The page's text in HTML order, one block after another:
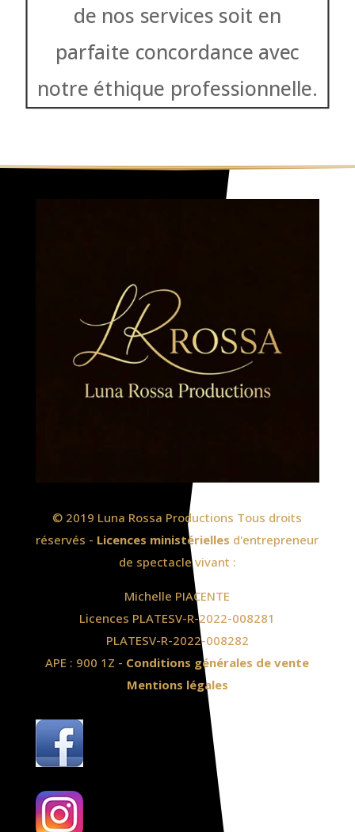
de nos services soit en
parfaite concordance avec
notre éthique professionnelle.
© 2019 Luna Rossa Productions Tous droits
réservés - Licences ministérielles d'entrepreneur
de spectacle vivant :
Michelle PIACENTE
Licences PLATESV-R-2022-008281
PLATESV-R-2022-008282
APE : 900 1Z - Conditions générales de vente
Mentions légales